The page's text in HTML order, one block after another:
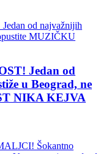
Jedan od
u Beograd, ne
NIKA KEJVA